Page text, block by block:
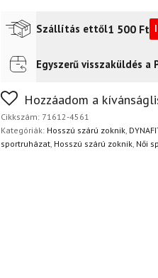
Gain
Shocking
mennyiség
Szállítás ettől1 500 Ft
Futár a címre2 400Ft
FoxPost
Egyszerű visszaküldés
Nem biztos a választásában?
napon belül, indoklás nélkül.
Hozzáadom a
Cikkszám: 71612-4561
Kategóriák: Hosszú szárú zoknik,
sportruházat, Hosszú szárú zoknik, Női